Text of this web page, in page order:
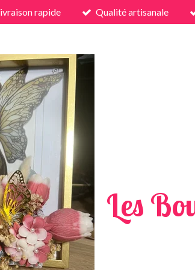
rapide Qualité artisanale
Les